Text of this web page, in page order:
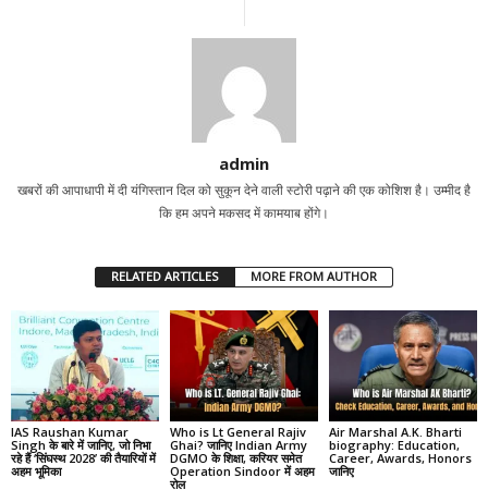
admin
खबरों की आपाधापी में दी यंगिस्तान दिल को सुकून देने वाली स्टोरी पढ़ाने की एक कोशिश है। उम्मीद है
कि हम अपने मकसद में कामयाब होंगे।
RELATED ARTICLES MORE FROM AUTHOR
IAS Raushan Kumar
Singh के बारे में जानिए, जो निभा
रहे हैं ‘सिंघस्थ 2028’ की तैयारियों में
अहम भूमिका
Who is Lt General Rajiv
Ghai? जानिए Indian Army
DGMO के शिक्षा, करियर समेत
Operation Sindoor में अहम
रोल
Air Marshal A.K. Bharti
biography: Education,
Career, Awards, Honors
जानिए